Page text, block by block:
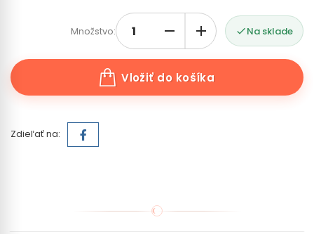
Množstvo: Na sklade
Vložiť do košíka
Zdieľať na: